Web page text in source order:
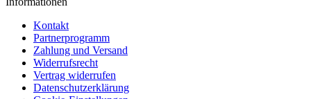
Kontakt
Partnerprogramm
Zahlung und Versand
Widerrufsrecht
Vertrag widerrufen
Datenschutzerklärung